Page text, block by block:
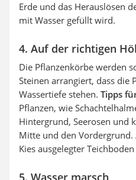
Erde und das Herauslösen
mit Wasser gefüllt wird.
4. Auf der richtigen
Die Pflanzenkörbe werden
Steinen arrangiert, dass die
Wassertiefe stehen. Tipps
Pflanzen, wie
Hintergrund, Seerosen und
Mitte und den
Kies ausgelegter